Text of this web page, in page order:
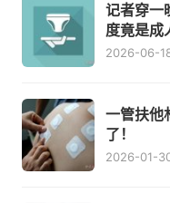
记者穿一
度竟是成
2026-06-
一管扶他
了！
2026-01-